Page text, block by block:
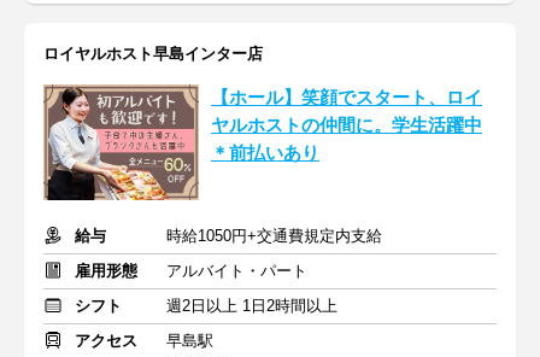
ロイヤルホスト早島インター店
【ホール】笑顔でスタート、ロイ
ヤルホストの仲間に。学生活躍中
＊前払いあり
給与
時給1050円+交通費規定内支給
雇用形態
アルバイト・パート
シフト
週2日以上 1日2時間以上
アクセス
早島駅